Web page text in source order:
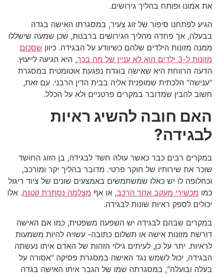
את אמונו ופותח בהליך גירושים.
הגיע לפתחנו סיפור של זוג צעיר, במסגרתו האישה בגדה
בבעלה, אך פחדה מהליך הגירושים ברבנות, שכן שמעה שישללו
ממנה מזונות הילדים שלהם כשיוודע על הבגידה. כיוון שסכום
מזונות ל-3 ילדים הוא לא עניין של מה בכך
, היא הגיעה לייעוץ.
הדעה הרווחת היא שאישה בוגדת נפגעת אוטומטית במסגרת
"ענישה" הלכתית שמופנית אליה בבית הדין הרבני. עם זאת,
חשוב להבין שמדובר במקרים פרטניים ולא על הכלל.
האם חובה להשיג ראיות
לבגידה?
במקרים רבים כבר כאשר עולה חשד לבגידה, בן הזוג החושד
שוכר את שירותיו של חוקר פרטי. מדובר בהליך יקר ומורכב,
וכחלופה לו יש כאלו שמשתמשים באמצעים שונים של ציוד ריגול
כמו מכשירי מעקב אחר הרכב, או אף מצלמה נסתרת קטנה. אלו
יכולים לספק ראיות שונות לבגידה.
במקרים שבהם לבגידה יש השפעה משפטית, כמו אם האישה
דורשת מזונות אישה או תשלום כתובה- עשויה להיות משמעות
לראיות. יתר על כן, לעיתים גילוי הזהות של האדם איתו נעשתה
הבגידה, יכול לשמש נגד האישה במסגרת פסיקה "אסורה על
בעלה ובועלה", במסגרתה שמו של הגבר איתו האישה בגדה